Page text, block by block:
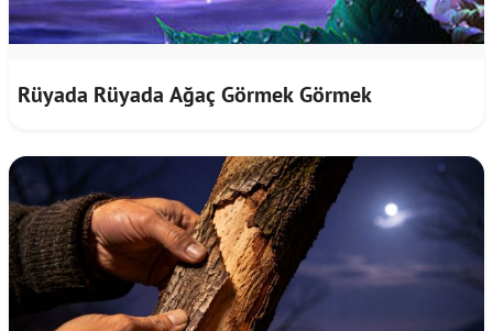
Rüyada Rüyada Ağaç Görmek Görmek